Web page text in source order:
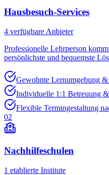
Hausbesuch-Services
4 verfügbare Anbieter
Professionelle Lehrperson
persönlichste und bequemste
Gewohnte Lernumgebung
Individuelle 1:1 Betreuung
Flexible Termingestaltung
02
Nachhilfeschulen
1 etablierte Institute